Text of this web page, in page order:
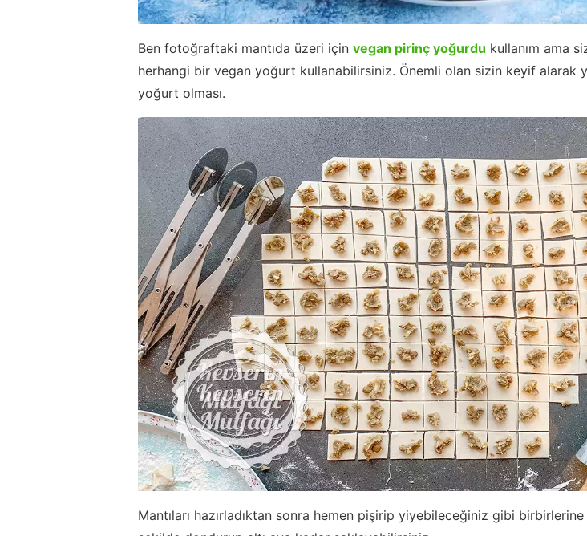
Ben fotoğraftaki mantıda üzeri için vegan pirinç yoğurdu kullanım ama
herhangi bir vegan yoğurt kullanabilirsiniz. Önemli olan sizin keyif alarak
yoğurt olması.
Mantıları hazırladıktan sonra hemen pişirip yiyebileceğiniz gibi birbirlerine